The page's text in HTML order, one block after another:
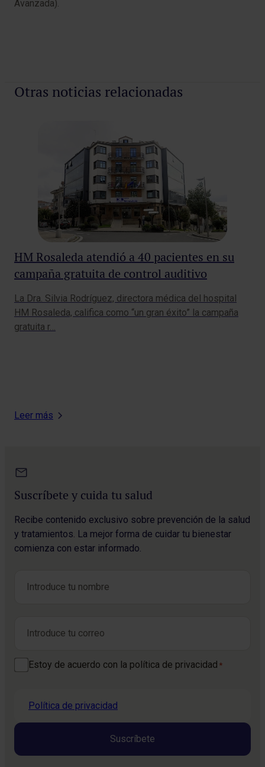
Avanzada).
Otras noticias relacionadas
HM Rosaleda atendió a 40 pacientes en su
campaña gratuita de control auditivo
La Dra. Silvia Rodríguez, directora médica del hospital
HM Rosaleda, califica como “un gran éxito” la campaña
gratuita r…
Leer más
Suscríbete y cuida tu salud
Recibe contenido exclusivo sobre prevención de la salud
y tratamientos. La mejor forma de cuidar tu bienestar
comienza con estar informado.
Consentimiento *
Estoy de acuerdo con la política de privacidad *
Política de privacidad